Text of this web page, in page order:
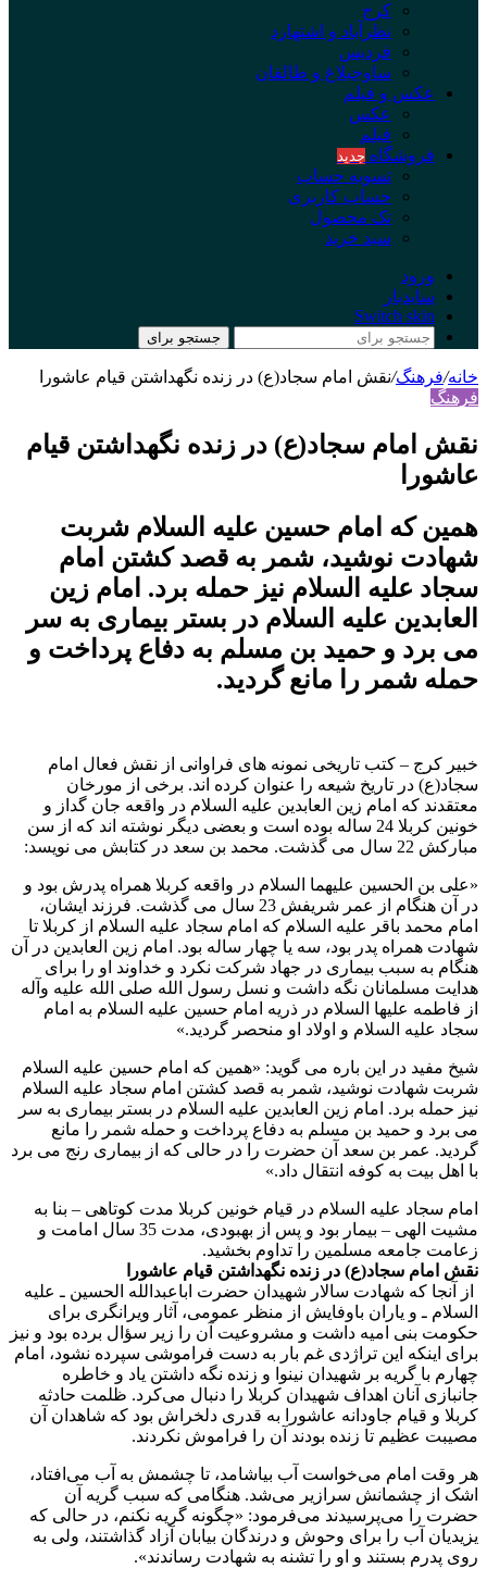
کرج
نظرآباد و اشتهارد
فردیس
ساوجبلاغ و طالقان
عکس و فیلم
عکس
فیلم
فروشگاه جدید
تسویه حساب
حساب کاربری
تک محصول
سبد خرید
ورود
سایدبار
Switch skin
جستجو برای
خانه/فرهنگ/نقش امام سجاد(ع) در زنده نگهداشتن قیام عاشورا
فرهنگ
نقش امام سجاد(ع) در زنده نگهداشتن قیام
عاشورا
همین که امام حسین علیه السلام شربت
شهادت نوشید، شمر به قصد کشتن امام
سجاد علیه السلام نیز حمله برد. امام زین
العابدین علیه السلام در بستر بیماری به سر
می برد و حمید بن مسلم به دفاع پرداخت و
حمله شمر را مانع گردید.
خبیر کرج – کتب تاریخی نمونه های فراوانی از نقش فعال امام
سجاد(ع) در تاریخ شیعه را عنوان کرده اند. برخی از مورخان
معتقدند که امام زین العابدین علیه السلام در واقعه جان گداز و
خونین کربلا 24 ساله بوده است و بعضی دیگر نوشته اند که از سن
مبارکش 22 سال می گذشت. محمد بن سعد در کتابش می نویسد:
«علی بن الحسین علیهما السلام در واقعه کربلا همراه پدرش بود و
در آن هنگام از عمر شریفش 23 سال می گذشت. فرزند ایشان،
امام محمد باقر علیه السلام که امام سجاد علیه السلام از کربلا تا
شهادت همراه پدر بود، سه یا چهار ساله بود. امام زین العابدین در آن
هنگام به سبب بیماری در جهاد شرکت نکرد و خداوند او را برای
هدایت مسلمانان نگه داشت و نسل رسول الله صلی الله علیه وآله
از فاطمه علیها السلام در ذریه امام حسین علیه السلام به امام
سجاد علیه السلام و اولاد او منحصر گردید.»
شیخ مفید در این باره می گوید: «همین که امام حسین علیه السلام
شربت شهادت نوشید، شمر به قصد کشتن امام سجاد علیه السلام
نیز حمله برد. امام زین العابدین علیه السلام در بستر بیماری به سر
می برد و حمید بن مسلم به دفاع پرداخت و حمله شمر را مانع
گردید. عمر بن سعد آن حضرت را در حالی که از بیماری رنج می برد
با اهل بیت به کوفه انتقال داد.»
امام سجاد علیه السلام در قیام خونین کربلا مدت کوتاهی – بنا به
مشیت الهی – بیمار بود و پس از بهبودی، مدت 35 سال امامت و
زعامت جامعه مسلمین را تداوم بخشید.
نقش امام سجاد(ع) در زنده نگهداشتن قیام عاشورا
از آنجا که شهادت سالار شهیدان حضرت اباعبدالله الحسین ـ علیه
السلام ـ و یاران باوفایش از منظر عمومی، آثار ویرانگری برای
حکومت بنی امیه داشت و مشروعیت آن را زیر سؤال برده بود و نیز
برای اینکه این تراژدی غم بار به دست فراموشی سپرده نشود، امام
چهارم با گریه بر شهیدان نینوا و زنده نگه داشتن یاد و خاطره
جانبازی آنان اهداف شهیدان کربلا را دنبال می‌کرد. ظلمت حادثه
کربلا و قیام جاودانه عاشورا به قدری دلخراش بود که شاهدان آن
مصیبت عظیم تا زنده بودند آن را فراموش نکردند.
هر وقت امام می‌خواست آب بیاشامد، تا چشمش به آب می‌افتاد،
اشک از چشمانش سرازیر می‌شد. هنگامی که سبب گریه آن
حضرت را می‌پرسیدند می‌فرمود: «چگونه گریه نکنم، در حالی که
یزیدیان آب را برای وحوش و درندگان بیابان آزاد گذاشتند، ولی به
روی پدرم بستند و او را تشنه به شهادت رساندند».